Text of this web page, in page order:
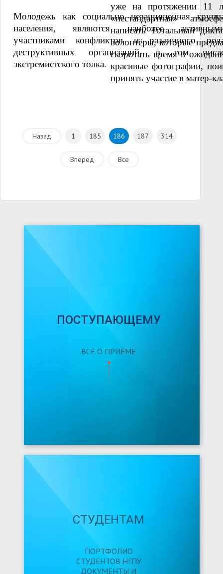
Молодежь как социально незащищенная
населения, являются наиболее
участниками конфликтов и различного
деструктивных организаций, в том
экстремистского толка.
уже на протяжении 11
«нестандартная»
написать Тотальный
волонтёры, которые
скоротать время в
красивые фотографии,
принять участие в матер-
Назад 1 185 186 187 314
Вперед Все
ПОСТУПАЮЩЕМУ
ВСЁ О ПРИЁМЕ
СТУДЕНТАМ
ПОРТФОЛИО
СТУДЕНТОВ НГПУ
ДОКУМЕНТЫ И